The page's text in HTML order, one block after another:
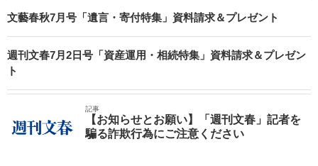
文藝春秋7月号「遺言・寄付特集」資料請求＆プレゼント
週刊文春7月2日号「資産運用・相続特集」資料請求＆プレゼン
ト
記事
【お知らせとお願い】「週刊文春」記者を
騙る詐欺行為にご注意ください